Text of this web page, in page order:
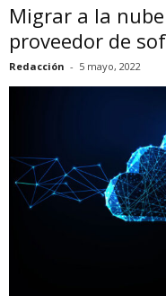
Migrar a la
proveedor de
Redacción - 5 mayo, 2022